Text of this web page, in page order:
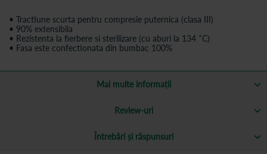
• Tractiune scurta pentru compresie puternica (clasa III)
• 90% extensibila
• Rezistenta la fierbere si sterilizare (cu aburi la 134 ˚C)
• Fasa este confectionata din bumbac 100%
Mai multe informații
Review-uri
Întrebări și răspunsuri